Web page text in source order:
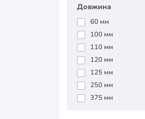
Довжина
60 мм
100 мм
110 мм
120 мм
125 мм
250 мм
375 мм